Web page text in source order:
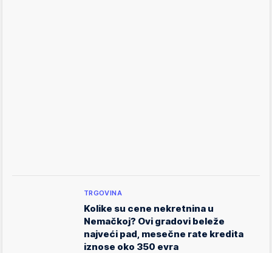
TRGOVINA
Kolike su cene nekretnina u
Nemačkoj? Ovi gradovi beleže
najveći pad, mesečne rate kredita
iznose oko 350 evra